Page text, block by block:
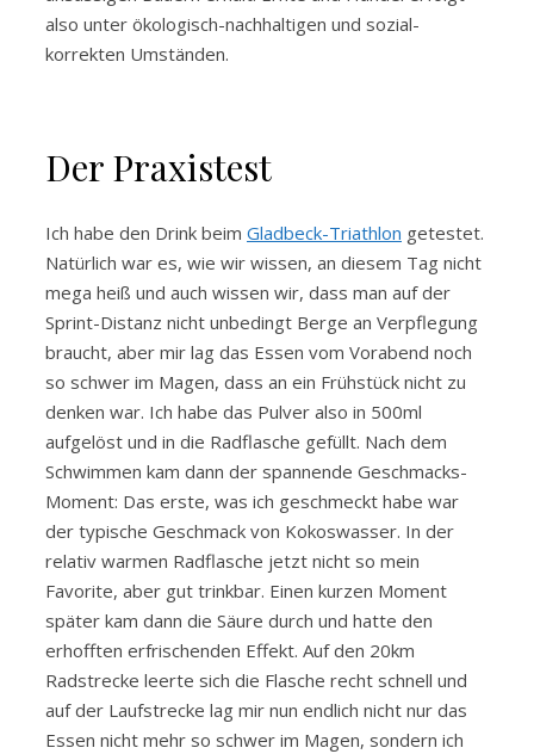
also unter ökologisch-nachhaltigen und sozial-
korrekten Umständen.
Der Praxistest
Ich habe den Drink beim Gladbeck-Triathlon getestet.
Natürlich war es, wie wir wissen, an diesem Tag nicht
mega heiß und auch wissen wir, dass man auf der
Sprint-Distanz nicht unbedingt Berge an Verpflegung
braucht, aber mir lag das Essen vom Vorabend noch
so schwer im Magen, dass an ein Frühstück nicht zu
denken war. Ich habe das Pulver also in 500ml
aufgelöst und in die Radflasche gefüllt. Nach dem
Schwimmen kam dann der spannende Geschmacks-
Moment: Das erste, was ich geschmeckt habe war
der typische Geschmack von Kokoswasser. In der
relativ warmen Radflasche jetzt nicht so mein
Favorite, aber gut trinkbar. Einen kurzen Moment
später kam dann die Säure durch und hatte den
erhofften erfrischenden Effekt. Auf den 20km
Radstrecke leerte sich die Flasche recht schnell und
auf der Laufstrecke lag mir nun endlich nicht nur das
Essen nicht mehr so schwer im Magen, sondern ich